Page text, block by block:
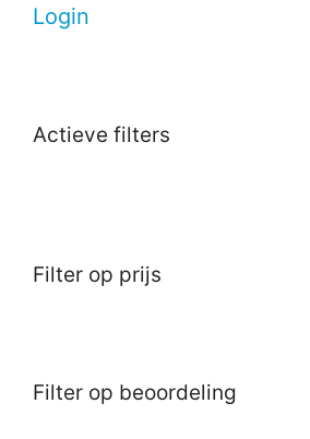
Login
Actieve filters
Filter op prijs
Filter op beoordeling